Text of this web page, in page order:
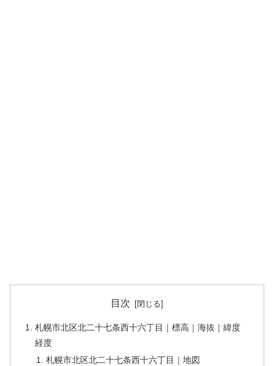
目次
札幌市北区北二十七条西十六丁目｜標高｜海抜｜緯度
経度
札幌市北区北二十七条西十六丁目｜地図